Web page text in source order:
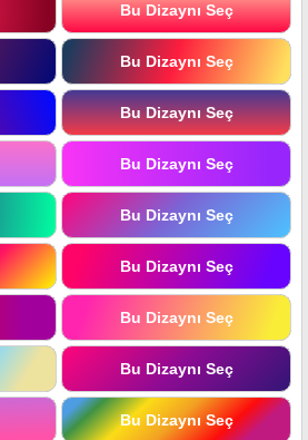
Bu Dizaynı Seç
Bu Dizaynı Seç
Bu Dizaynı Seç
Bu Dizaynı Seç
Bu Dizaynı Seç
Bu Dizaynı Seç
Bu Dizaynı Seç
Bu Dizaynı Seç
Bu Dizaynı Seç